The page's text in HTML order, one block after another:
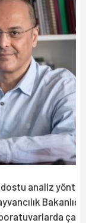
dostu analiz
Bakanlığı